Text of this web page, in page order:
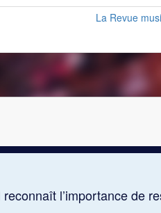
La Revue
reconnaît l’importance de